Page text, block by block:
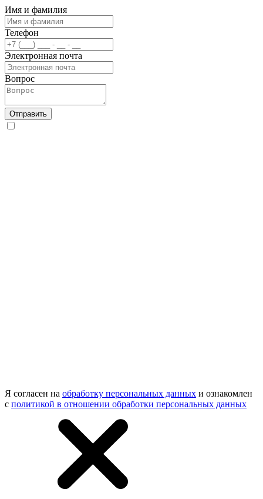
Имя и фамилия
Телефон
Электронная почта
Вопрос
Отправить
Я согласен на обработку персональных данных и ознакомлен
с политикой в отношении обработки персональных данных